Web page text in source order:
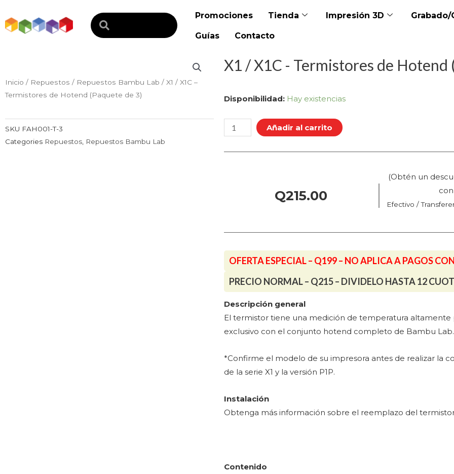
al
contenido
Promociones Tienda Impresión 3D Grabado/
Guías Contacto
Inicio / Repuestos / Repuestos Bambu Lab / X1 / X1C –
Termistores de Hotend (Paquete de 3)
SKU FAH001-T-3
Categories Repuestos Repuestos Bambu Lab
X1 / X1C - Termistores de Hotend
Disponibilidad: Hay existencias
X1
X1C
-
Termistores
cantidad
Añadir al carrito
Q215.00
(Obtén un
Efectivo /
OFERTA ESPECIAL – Q199 – NO APLICA A PAGOS
PRECIO NORMAL – Q215 – DIVIDELO HASTA 12
Descripción general
El termistor tiene una medición de temperatura altamente
exclusivo con el conjunto hotend completo de Bambu Lab.
*Confirme el modelo de su impresora antes de realizar la
de la serie X1 y la versión P1P.
Instalación
Obtenga más información sobre el reemplazo del
Contenido